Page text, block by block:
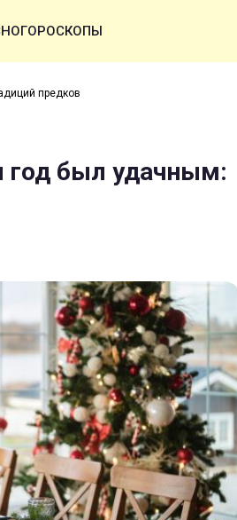
ГОРОСКОПЫ
предков
год был удачным: